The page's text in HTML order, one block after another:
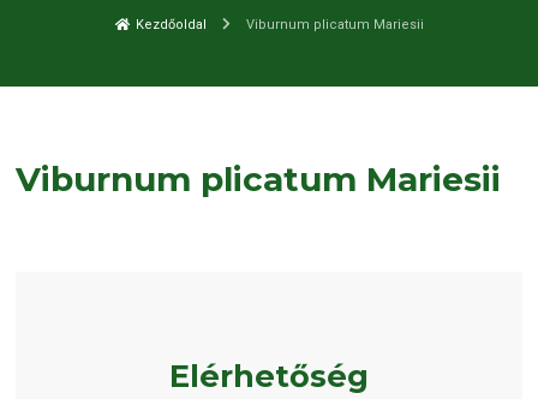
Kezdőoldal Viburnum plicatum Mariesii
Viburnum plicatum Mariesii
Elérhetőség